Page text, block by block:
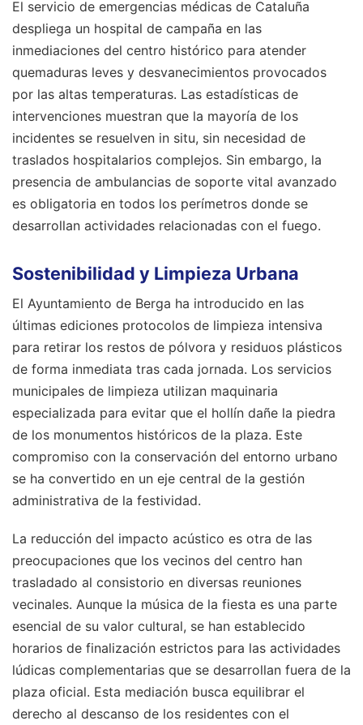
El servicio de emergencias médicas de Cataluña
despliega un hospital de campaña en las
inmediaciones del centro histórico para atender
quemaduras leves y desvanecimientos provocados
por las altas temperaturas. Las estadísticas de
intervenciones muestran que la mayoría de los
incidentes se resuelven in situ, sin necesidad de
traslados hospitalarios complejos. Sin embargo, la
presencia de ambulancias de soporte vital avanzado
es obligatoria en todos los perímetros donde se
desarrollan actividades relacionadas con el fuego.
Sostenibilidad y Limpieza Urbana
El Ayuntamiento de Berga ha introducido en las
últimas ediciones protocolos de limpieza intensiva
para retirar los restos de pólvora y residuos plásticos
de forma inmediata tras cada jornada. Los servicios
municipales de limpieza utilizan maquinaria
especializada para evitar que el hollín dañe la piedra
de los monumentos históricos de la plaza. Este
compromiso con la conservación del entorno urbano
se ha convertido en un eje central de la gestión
administrativa de la festividad.
La reducción del impacto acústico es otra de las
preocupaciones que los vecinos del centro han
trasladado al consistorio en diversas reuniones
vecinales. Aunque la música de la fiesta es una parte
esencial de su valor cultural, se han establecido
horarios de finalización estrictos para las actividades
lúdicas complementarias que se desarrollan fuera de la
plaza oficial. Esta mediación busca equilibrar el
derecho al descanso de los residentes con el